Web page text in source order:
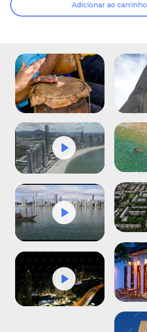
Adicionar ao carrinho
Mute Settings
Play
Mute Settings
Play
Mute Settings
Play